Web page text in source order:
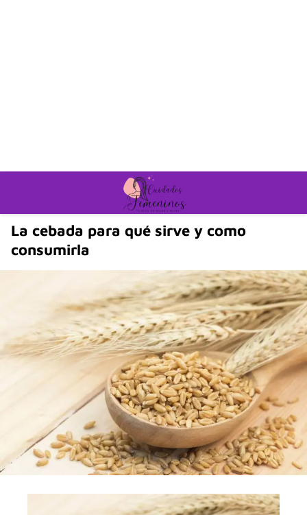
La cebada para qué sirve y como
consumirla